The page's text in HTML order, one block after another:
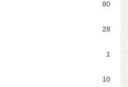
80
28
1
10